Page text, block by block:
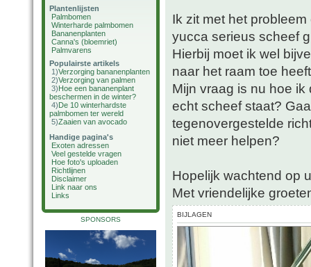
Plantenlijsten
Palmbomen
Winterharde palmbomen
Bananenplanten
Canna's (bloemriet)
Palmvarens
Populairste artikels
1)Verzorging bananenplanten
2)Verzorging van palmen
3)Hoe een bananenplant
beschermen in de winter?
4)De 10 winterhardste
palmbomen ter wereld
5)Zaaien van avocado
Handige pagina's
Exoten adressen
Veel gestelde vragen
Hoe foto's uploaden
Richtlijnen
Disclaimer
Link naar ons
Links
SPONSORS
Ik zit met het
yucca serieus scheef
Hierbij moet ik wel
naar het raam toe
Mijn vraag is nu hoe
echt scheef staat?
tegenovergestelde
niet meer helpen?
Hopelijk wachtend op
Met vriendelijke
BIJLAGEN